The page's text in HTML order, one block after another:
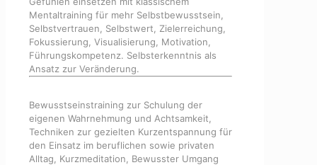
Mentaltraining für mehr Selbstbewusstsein,
Selbstvertrauen, Selbstwert, Zielerreichung,
Fokussierung, Visualisierung, Motivation,
Führungskompetenz. Selbsterkenntnis als
Ansatz zur Veränderung.
Bewusstseinstraining zur Schulung der
eigenen Wahrnehmung und Achtsamkeit,
Techniken zur gezielten Kurzentspannung für
den Einsatz im beruflichen sowie privaten
Alltag, Kurzmeditation, Bewusster Umgang